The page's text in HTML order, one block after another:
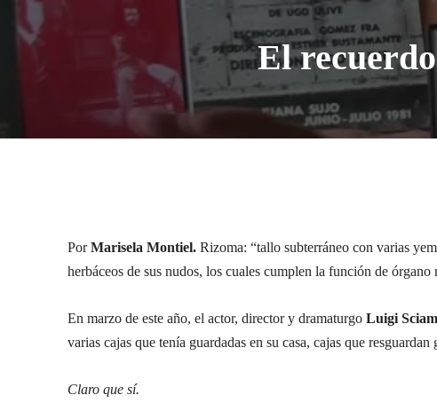
El
PorMarisela Montiel. Rizoma: “tallo subterráneo con varias
herbáceos de sus nudos, los cuales cumplen la función de
En marzo de este año, el actor, director y dramaturgo Luigi
varias cajas que tenía guardadas en su casa, cajas que
Claro que sí.